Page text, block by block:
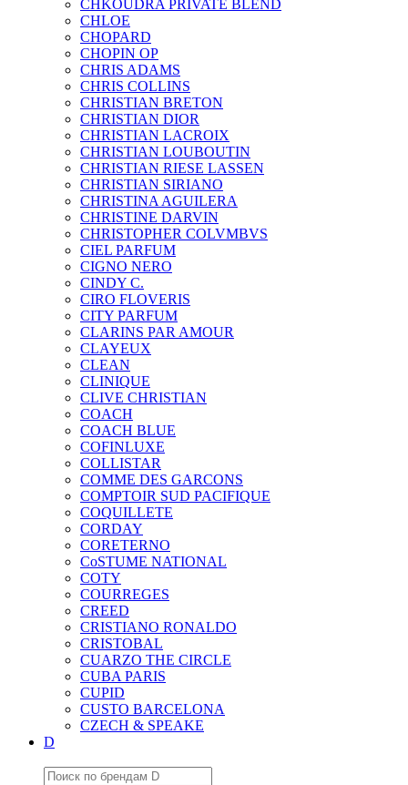
CHKOUDRA PRIVATE BLEND
CHLOE
CHOPARD
CHOPIN OP
CHRIS ADAMS
CHRIS COLLINS
CHRISTIAN BRETON
CHRISTIAN DIOR
CHRISTIAN LACROIX
CHRISTIAN LOUBOUTIN
CHRISTIAN RIESE LASSEN
CHRISTIAN SIRIANO
CHRISTINA AGUILERA
CHRISTINE DARVIN
CHRISTOPHER COLVMBVS
CIEL PARFUM
CIGNO NERO
CINDY C.
CIRO FLOVERIS
CITY PARFUM
CLARINS PAR AMOUR
CLAYEUX
CLEAN
CLINIQUE
CLIVE CHRISTIAN
COACH
COACH BLUE
COFINLUXE
COLLISTAR
COMME DES GARCONS
COMPTOIR SUD PACIFIQUE
COQUILLETE
CORDAY
CORETERNO
CoSTUME NATIONAL
COTY
COURREGES
CREED
CRISTIANO RONALDO
CRISTOBAL
CUARZO THE CIRCLE
CUBA PARIS
CUPID
CUSTO BARCELONA
CZECH & SPEAKE
D